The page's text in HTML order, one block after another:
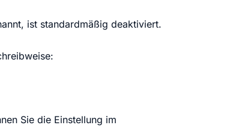
ist standardmäßig deaktiviert.
Sie die Einstellung im